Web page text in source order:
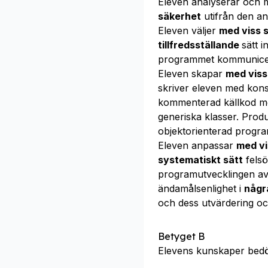
säkerhet utifrån den
Eleven väljer med viss
tillfredsställande sätt
programmet
Eleven skapar med
skriver eleven med
kommenterad källkod
generiska klasser.
objektorienterad
Eleven anpassar med
systematiskt sätt
programutvecklingen
ändamålsenlighet i
och dess utvärdering
Betyget B
Elevens kunskaper